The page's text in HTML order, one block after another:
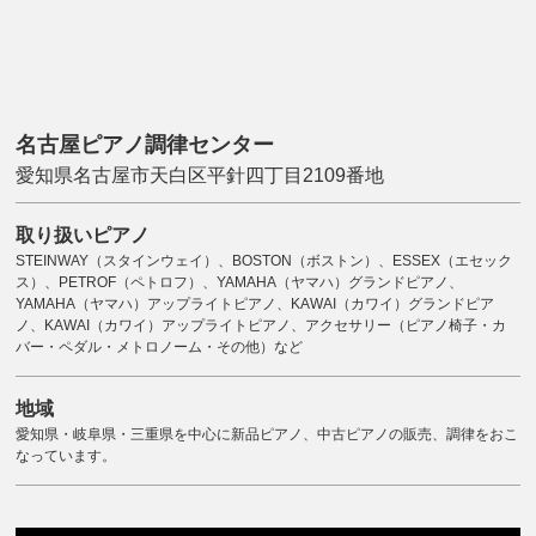
名古屋ピアノ調律センター
愛知県名古屋市天白区平針四丁目2109番地
取り扱いピアノ
STEINWAY（スタインウェイ）、BOSTON（ボストン）、ESSEX（エセック
ス）、PETROF（ペトロフ）、YAMAHA（ヤマハ）グランドピアノ、
YAMAHA（ヤマハ）アップライトピアノ、KAWAI（カワイ）グランドピア
ノ、KAWAI（カワイ）アップライトピアノ、アクセサリー（ピアノ椅子・カ
バー・ペダル・メトロノーム・その他）など
地域
愛知県・岐阜県・三重県を中心に新品ピアノ、中古ピアノの販売、調律をおこ
なっています。